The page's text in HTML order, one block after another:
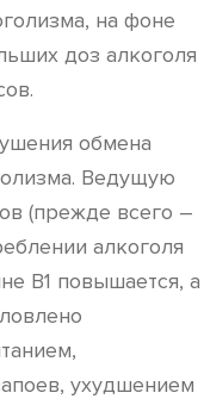
на фоне
доз алкоголя
обмена
Ведущую
(прежде всего –
алкоголя
В1 повышается, а
ухудшением